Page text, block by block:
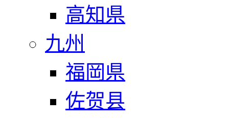
高知県
九州
福岡県
佐贺县